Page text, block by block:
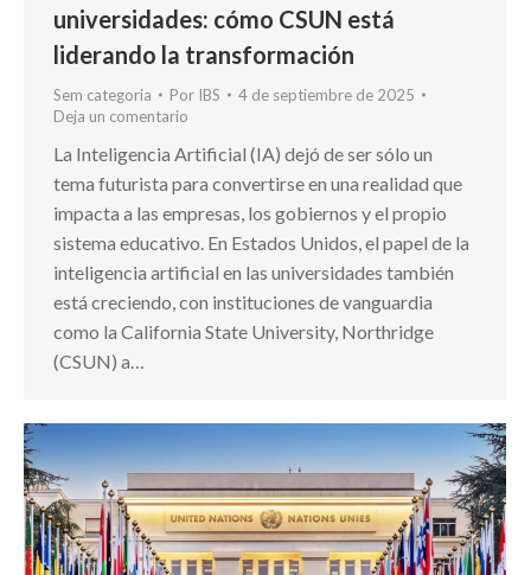
universidades: cómo CSUN está
liderando la transformación
Sem categoria Por IBS
4 de septiembre de 2025
Deja un comentario
La Inteligencia Artificial (IA) dejó de ser sólo un
tema futurista para convertirse en una realidad que
impacta a las empresas, los gobiernos y el propio
sistema educativo. En Estados Unidos, el papel de la
inteligencia artificial en las universidades también
está creciendo, con instituciones de vanguardia
como la California State University, Northridge
(CSUN) a…